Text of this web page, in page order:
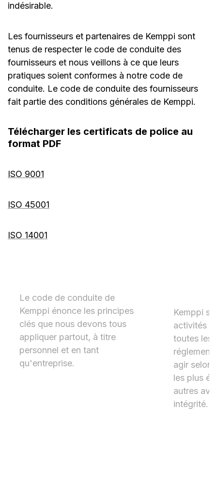
indésirable.
Les fournisseurs et partenaires de Kemppi sont
tenus de respecter le code de conduite des
fournisseurs et nous veillons à ce que leurs
pratiques soient conformes à notre code de
conduite. Le code de conduite des fournisseurs
fait partie des conditions générales de Kemppi.
Télécharger les certificats de police au
format PDF
ISO 9001
ISO 45001
ISO 14001
Le code de conduite de
Kemppi énonce les principes
clés que nous devons tous
appliquer partout, à titre
personnel et en tant
qu'entreprise.
Kemppi
activités
toutes les
agir selon
les plus
autres
intégrité.